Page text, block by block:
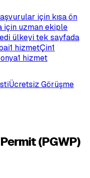
için kısa ön
için uzman ekiple
ülkeyi tek sayfada
1 hizmetÇin1
1 hizmet
Ücretsiz Görüşme
(PGWP)